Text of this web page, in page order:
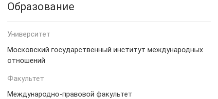
Образование
Университет
Московский государственный институт международных
отношений
Факультет
Международно-правовой факультет